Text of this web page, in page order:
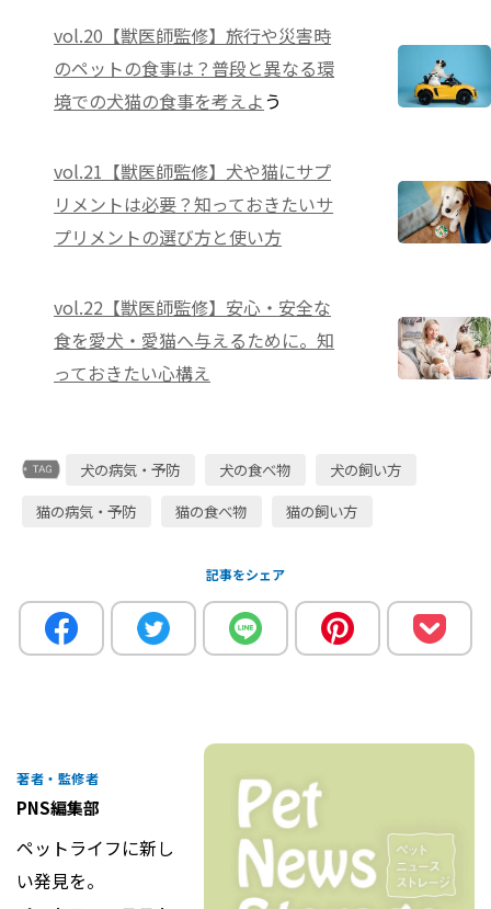
vol.20【獣医師監修】旅行や災害時
のペットの食事は？普段と異なる環
境での犬猫の食事を考えよ う
vol.21【獣医師監修】犬や猫にサプ
リメントは必要？知っておきたいサ
プリメントの選び方と使い方
vol.22【獣医師監修】安心・安全な
食を愛犬・愛猫へ与えるために。知
っておきたい心構え
犬の病気・予防 犬の食べ物
犬の飼い方
猫の病気・予防
猫の食べ物 猫の飼い方
記事をシェア
著者・監修者
PNS編集部
ペットライフに新し
い発見を。